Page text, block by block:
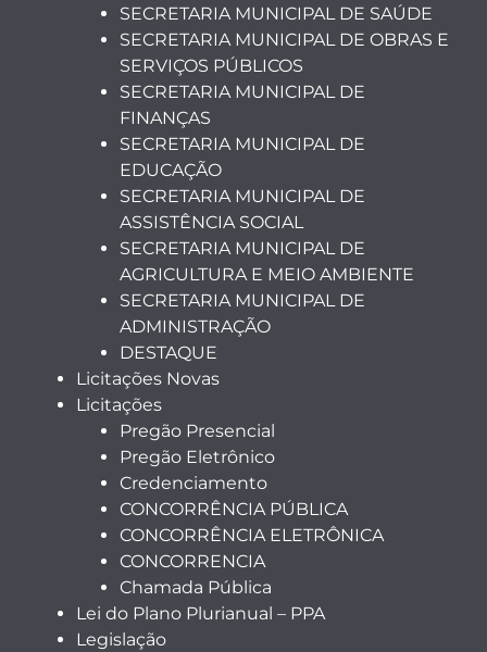
SECRETARIA MUNICIPAL DE SAÚDE
SECRETARIA MUNICIPAL DE OBRAS E
SERVIÇOS PÚBLICOS
SECRETARIA MUNICIPAL DE
FINANÇAS
SECRETARIA MUNICIPAL DE
EDUCAÇÃO
SECRETARIA MUNICIPAL DE
ASSISTÊNCIA SOCIAL
SECRETARIA MUNICIPAL DE
AGRICULTURA E MEIO AMBIENTE
SECRETARIA MUNICIPAL DE
ADMINISTRAÇÃO
DESTAQUE
Licitações Novas
Licitações
Pregão Presencial
Pregão Eletrônico
Credenciamento
CONCORRÊNCIA PÚBLICA
CONCORRÊNCIA ELETRÔNICA
CONCORRENCIA
Chamada Pública
Lei do Plano Plurianual – PPA
Legislação